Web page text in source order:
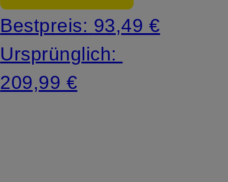
Bestpreis: 93,49 €
Ursprünglich:
209,99 €